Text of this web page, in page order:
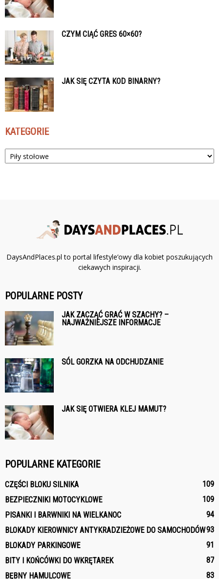
CZYM CIĄĆ GRES 60×60?
JAK SIĘ CZYTA KOD BINARNY?
KATEGORIE
Kategorie
DaysAndPlaces.pl to portal lifestyle’owy dla kobiet poszukujących
ciekawych inspiracji.
POPULARNE POSTY
JAK ZACZĄĆ GRAĆ W SZACHY? –
NAJWAŻNIEJSZE INFORMACJE
SÓL GORZKA NA ODCHUDZANIE
JAK SIĘ OTWIERA KLEJ MAMUT?
POPULARNE KATEGORIE
CZĘŚCI BLOKU SILNIKA
109
BEZPIECZNIKI MOTOCYKLOWE
109
PISANKI I BARWNIKI NA WIELKANOC
94
BLOKADY KIEROWNICY ANTYKRADZIEŻOWE DO SAMOCHODÓW93
BLOKADY PARKINGOWE
91
BITY I KOŃCÓWKI DO WKRĘTAREK
87
BĘBNY HAMULCOWE
83